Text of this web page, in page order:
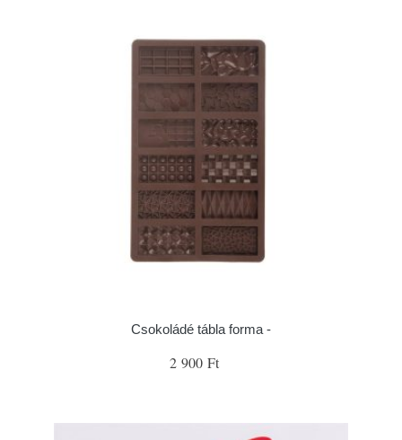
Csokoládé tábla forma -
2 900 Ft